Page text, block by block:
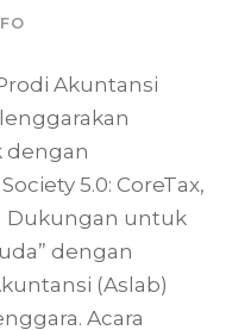
Akuntansi
dengan
5.0: CoreTax,
Dukungan untuk
dengan
(Aslab)
Acara